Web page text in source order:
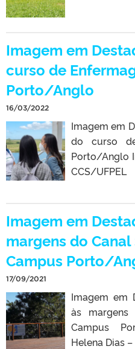
Imagem em
curso de
Porto/Anglo
16/03/2022
Imagem em
do curso
Porto/Anglo
CCS/UFPEL
Imagem em
margens do
Campus Porto/
17/09/2021
Imagem em
às
Campus
Helena Dias